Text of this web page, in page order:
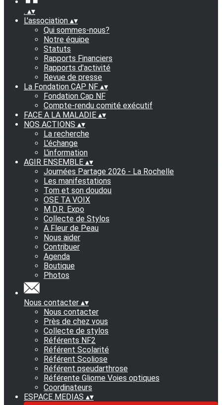
. ▴▾
L'association ▴▾
Qui sommes-nous?
Notre équipe
Statuts
Rapports Financiers
Rapports d'activité
Revue de presse
La Fondation CAP NF ▴▾
Fondation Cap NF
Compte-rendu comité exécutif
FACE A LA MALADIE ▴▾
NOS ACTIONS ▴▾
La recherche
L'échange
L'information
AGIR ENSEMBLE ▴▾
Journées Partage 2026 - La Rochelle
Les manifestations
Tom et son doudou
OSE TA VOIX
M.D.R. Expo
Collecte de Stylos
A Fleur de Peau
Nous aider
Contribuer
Agenda
Boutique
Photos
Nous contacter ▴▾
Nous contacter
Près de chez vous
Collecte de stylos
Référents NF2
Référent Scolarité
Référent Scoliose
Référent pseudarthrose
Référente Gliome Voies optiques
Coordinateurs
ESPACE MEDIAS ▴▾